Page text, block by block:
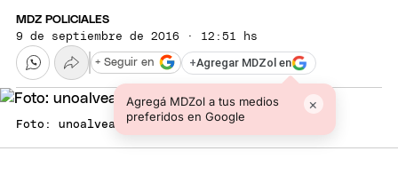
MDZ POLICIALES
9 de septiembre de 2016 · 12:51 hs
+Agregar MDZol en
Agregá MDZol a tus medios
preferidos en Google
×
+ Seguir en
Foto: unoalvear.com